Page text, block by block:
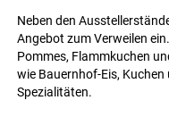
Neben den
Angebot zum Verweilen
Pommes, Flammkuchen
wie Bauernhof-Eis,
Spezialitäten.